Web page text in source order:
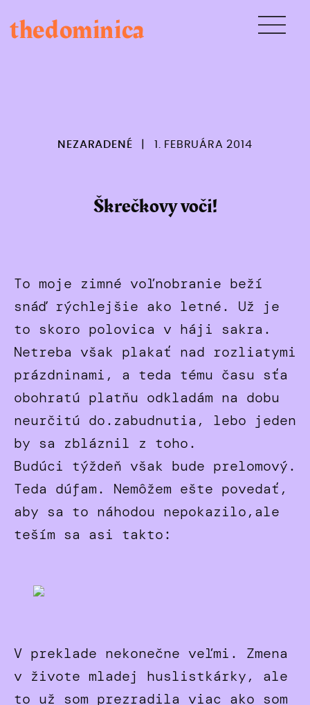
to
content
thedominica
NEZARADENÉ 1. FEBRUÁRA 2014
Škrečkovy voči!
To moje zimné voľnobranie beží
snáď rýchlejšie ako letné. Už je
to skoro polovica v háji sakra.
Netreba však plakať nad rozliatymi
prázdninami, a teda tému času sťa
obohratú platňu odkladám na dobu
neurčitú do.zabudnutia, lebo jeden
by sa zbláznil z toho.
Budúci týždeň však bude prelomový.
Teda dúfam. Nemôžem ešte povedať,
aby sa to náhodou nepokazilo,ale
teším sa asi takto:
V preklade nekonečne veľmi. Zmena
v živote mladej huslistkárky, ale
to už som prezradila viac ako som